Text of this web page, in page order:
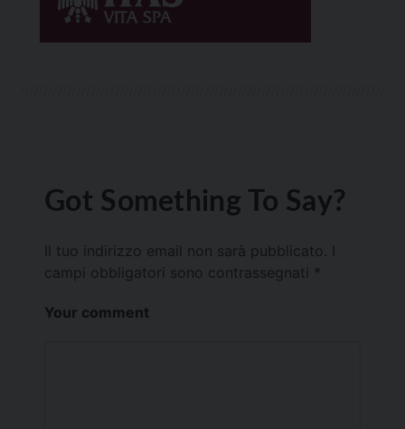
Got Something To Say?
Il tuo indirizzo email non sarà pubblicato.
campi obbligatori sono contrassegnati *
Your comment